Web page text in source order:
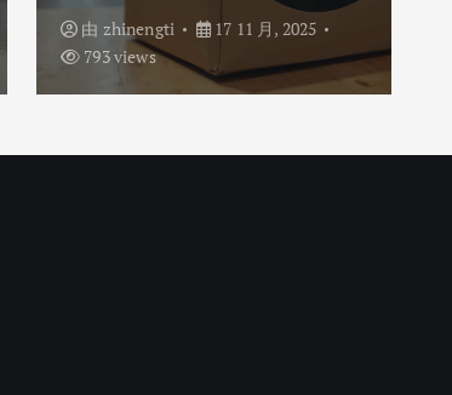
由 zhinengti
17 11 月, 2025
793 views